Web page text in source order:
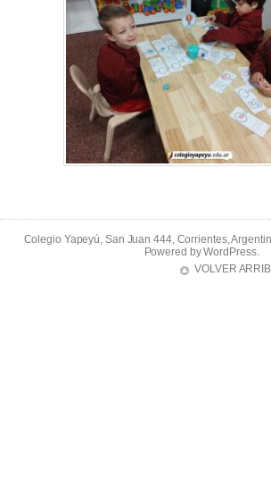
Colegio Yapeyú, San Juan 444, Corrientes,
Powered byWordPress.
VOLVER